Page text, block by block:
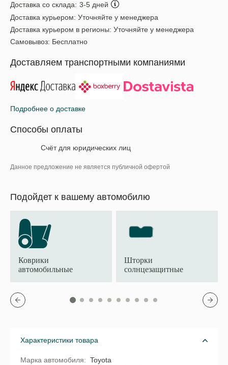
Доставка со склада: 3-5 дней
Доставка курьером: Уточняйте у менеджера
Доставка курьером в регионы: Уточняйте у менеджера
Самовывоз: Бесплатно
Доставляем транспортными компаниями
Подробнее о доставке
Способы оплаты
Счёт для юридических лиц
Данное предложение не является публичной офертой
Подойдет к вашему автомобилю
Коврики
автомобильные
Шторки
солнцезащитные
Характеристики товара
Марка автомобиля
Toyota